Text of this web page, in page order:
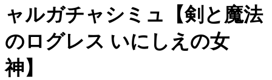
ャルガチャシミュ【剣と魔法
のログレス いにしえの女
神】